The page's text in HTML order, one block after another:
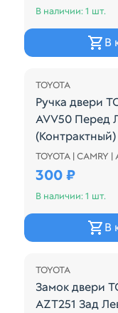
В наличии: 1 шт.
В
TOYOTA
Ручка двери
AVV50 Перед
ВНЕШНЯЯ
TOYOTA | CAMRY |
300 ₽
В наличии: 1 шт.
В
Распродажа
TOYOTA
Замок двери
AZT251 Зад